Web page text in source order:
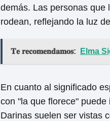
demás. Las personas que
rodean, reflejando la luz
𝐓𝐞 𝐫𝐞𝐜𝐨𝐦𝐞𝐧𝐝𝐚𝐦𝐨𝐬: Elma
En cuanto al significado
con "la que florece"
Darinas suelen ser vistas